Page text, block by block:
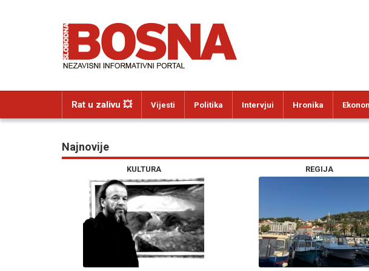
Rat u zalivu 💥 Vijesti Politika Intervjui Hronika
Najnovije
KULTURA REGIJA